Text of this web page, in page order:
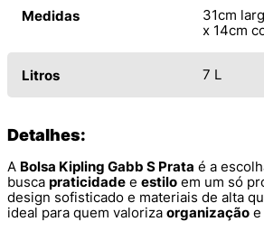
Medidas
31cm
x 14cm
Litros 7 L
Detalhes:
A Bolsa Kipling Gabb S Prata é a
busca praticidade e estilo em um só
design sofisticado e materiais de alta
ideal para quem valoriza organização e